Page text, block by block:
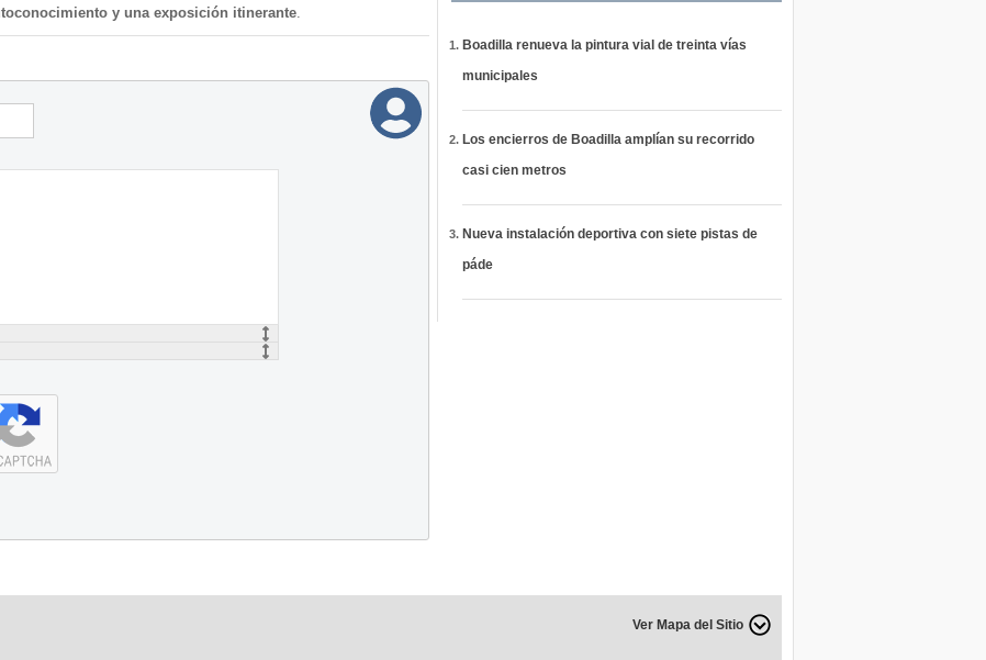
y una exposición itinerante.
Boadilla renueva la pintura vial de treinta vías
municipales
Los encierros de Boadilla amplían su recorrido
casi cien metros
Nueva instalación deportiva con siete pistas de
páde
Ver Mapa del Sitio